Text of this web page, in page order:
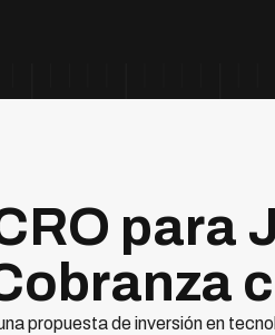
para
propuesta de inversión en